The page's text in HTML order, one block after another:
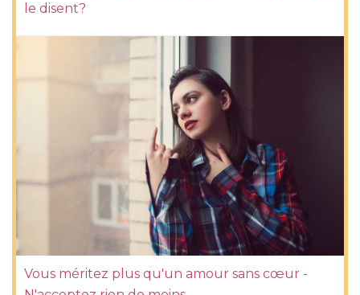
le disent?
Vous méritez plus qu'un amour sans cœur -